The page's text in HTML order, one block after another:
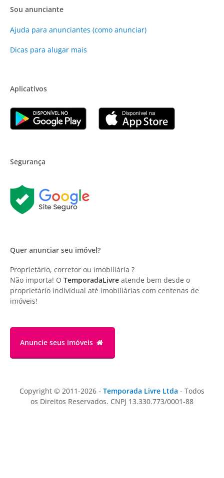
Sou anunciante
Ajuda para anunciantes (como anunciar)
Dicas para alugar mais
Aplicativos
Segurança
Quer anunciar seu imóvel?
Proprietário, corretor ou imobiliária ?
Não importa! O TemporadaLivre atende bem desde o
proprietário individual até imobiliárias com centenas de
imóveis!
Anuncie seus imóveis
Copyright © 2011-2026 - Temporada Livre Ltda - Todos
os Direitos Reservados. CNPJ 13.330.773/0001-88